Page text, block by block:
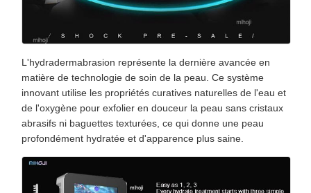
L'hydradermabrasion représente la dernière avancée en
matière de technologie de soin de la peau. Ce système
innovant utilise les propriétés curatives naturelles de l'eau et
de l'oxygène pour exfolier en douceur la peau sans cristaux
abrasifs ni baguettes texturées, ce qui donne une peau
profondément hydratée et d'apparence plus saine.